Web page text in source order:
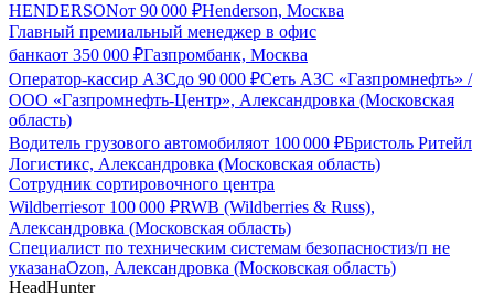
HENDERSONот 90 000 ₽Henderson, Москва
Главный премиальный менеджер в офис
банкаот 350 000 ₽Газпромбанк, Москва
Оператор-кассир АЗСдо 90 000 ₽Сеть АЗС «Газпромнефть» /
ООО «Газпромнефть-Центр», Александровка (Московская
область)
Водитель грузового автомобиляот 100 000 ₽Бристоль Ритейл
Логистикс, Александровка (Московская область)
Сотрудник сортировочного центра
Wildberriesот 100 000 ₽RWB (Wildberries & Russ),
Александровка (Московская область)
Специалист по техническим системам безопасностиз/п не
указанаOzon, Александровка (Московская область)
HeadHunter